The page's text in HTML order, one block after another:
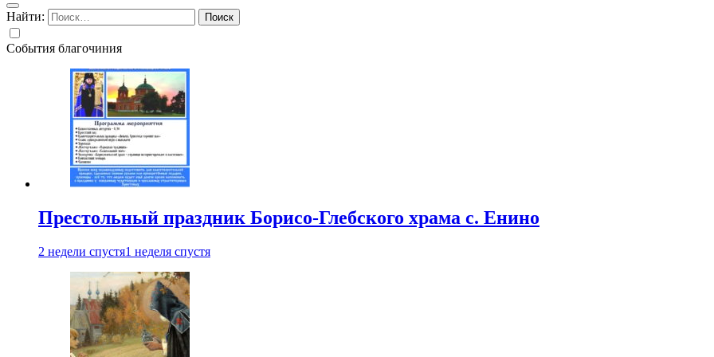
Найти:
События благочиния
Престольный праздник Борисо-Глебского храма с. Енино
2 недели спустя1 неделя спустя